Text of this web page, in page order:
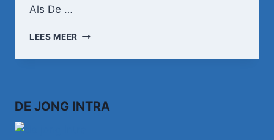
Als De …
LEES MEER MARIANNE
–
WEER
DE JONG INTRA